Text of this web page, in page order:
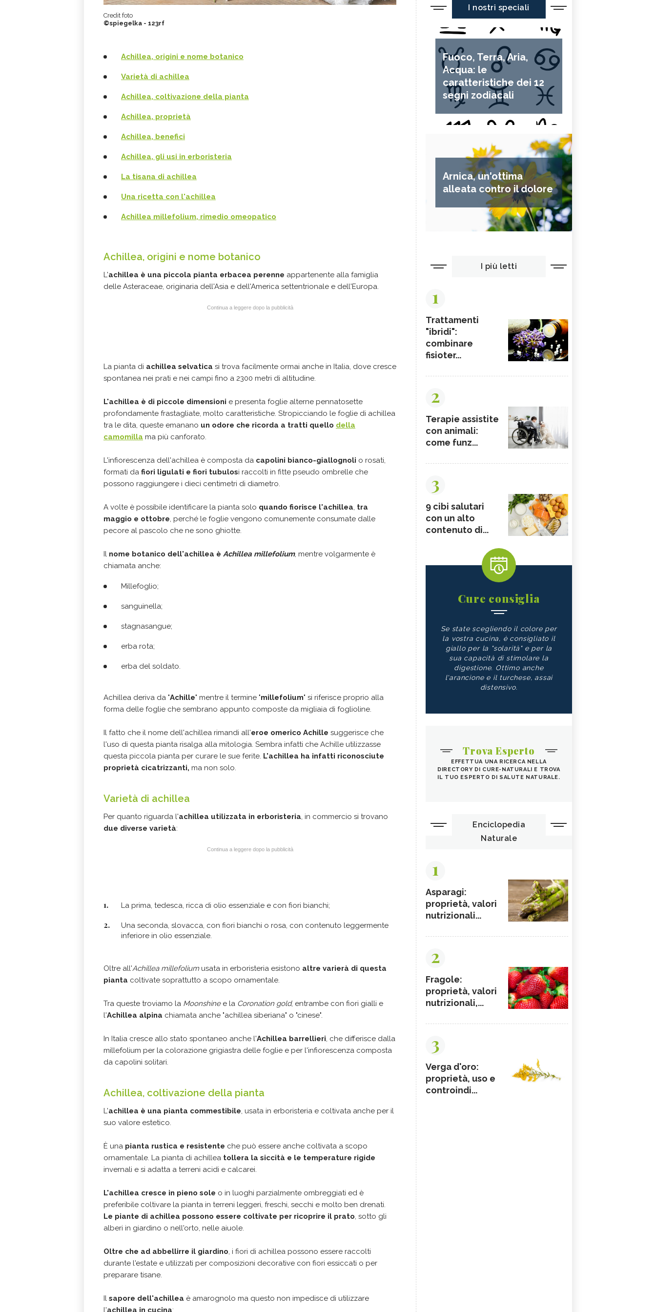
Credit foto
©spiegelka - 123rf
Achillea, origini e nome botanico
Varietà di achillea
Achillea, coltivazione della pianta
Achillea, proprietà
Achillea, benefici
Achillea, gli usi in erboristeria
La tisana di achillea
Una ricetta con l'achillea
Achillea millefolium, rimedio omeopatico
Achillea, origini e nome botanico
L'achillea è una piccola pianta erbacea perenne appartenente alla famiglia
delle Asteraceae, originaria dell'Asia e dell'America settentrionale e dell'Europa.
Continua a leggere dopo la pubblicità
La pianta di achillea selvatica si trova facilmente ormai anche in Italia, dove cresce
spontanea nei prati e nei campi fino a 2300 metri di altitudine.
L'achillea è di piccole dimensioni e presenta foglie alterne pennatosette
profondamente frastagliate, molto caratteristiche. Stropicciando le foglie di achillea
tra le dita, queste emanano un odore che ricorda a tratti quello della
camomilla ma più canforato.
L'infiorescenza dell'achillea è composta da capolini bianco-giallognoli o rosati,
formati da fiori ligulati e fiori tubulosi raccolti in fitte pseudo ombrelle che
possono raggiungere i dieci centimetri di diametro.
A volte è possibile identificare la pianta solo quando fiorisce l'achillea, tra
maggio e ottobre, perché le foglie vengono comunemente consumate dalle
pecore al pascolo che ne sono ghiotte.
Il nome botanico dell'achillea è Achillea millefolium, mentre volgarmente è
chiamata anche:
Millefoglio;
sanguinella;
stagnasangue;
erba rota;
erba del soldato.
Achillea deriva da "Achille" mentre il termine "millefolium" si riferisce proprio alla
forma delle foglie che sembrano appunto composte da migliaia di foglioline.
Il fatto che il nome dell'achillea rimandi all'eroe omerico Achille suggerisce che
l'uso di questa pianta risalga alla mitologia. Sembra infatti che Achille utilizzasse
questa piccola pianta per curare le sue ferite. L'achillea ha infatti riconosciute
proprietà cicatrizzanti, ma non solo.
Varietà di achillea
Per quanto riguarda l'achillea utilizzata in erboristeria, in commercio si trovano
due diverse varietà:
Continua a leggere dopo la pubblicità
La prima, tedesca, ricca di olio essenziale e con fiori bianchi;
Una seconda, slovacca, con fiori bianchi o rosa, con contenuto leggermente
inferiore in olio essenziale.
Oltre all'Achillea millefolium usata in erboristeria esistono altre varierà di questa
pianta coltivate soprattutto a scopo ornamentale.
Tra queste troviamo la Moonshinee la Coronation gold, entrambe con fiori gialli e
l'Achillea alpina chiamata anche "achillea siberiana" o "cinese".
In Italia cresce allo stato spontaneo anche l'Achillea barrellieri, che differisce dalla
millefolium per la colorazione grigiastra delle foglie e per l'infiorescenza composta
da capolini solitari.
Achillea, coltivazione della pianta
L'achillea è una pianta commestibile, usata in erboristeria e coltivata anche per il
suo valore estetico.
È una pianta rustica e resistente che può essere anche coltivata a scopo
ornamentale. La pianta di achillea tollera la siccità e le temperature rigide
invernali e si adatta a terreni acidi e calcarei.
L'achillea cresce in pieno sole o in luoghi parzialmente ombreggiati ed è
preferibile coltivare la pianta in terreni leggeri, freschi, secchi e molto ben drenati.
Le piante di achillea possono essere coltivate per ricoprire il prato, sotto gli
alberi in giardino o nell'orto, nelle aiuole.
Oltre che ad abbellirre il giardino, i fiori di achillea possono essere raccolti
durante l'estate e utilizzati per composizioni decorative con fiori essiccati o per
preparare tisane.
Il sapore dell'achillea è amarognolo ma questo non impedisce di utilizzare
l'achillea in cucina:
I nostri speciali
Fuoco, Terra, Aria,
Acqua: le
caratteristiche dei 12
segni zodiacali
Arnica, un'ottima
alleata contro il dolore
I più letti
1
Trattamenti
"ibridi":
combinare
fisioter...
2
Terapie assistite
con animali:
come funz...
3
9 cibi salutari
con un alto
contenuto di...
Cure consiglia
Se state scegliendo il colore per
la vostra cucina, è consigliato il
giallo per la "solarità" e per la
sua capacità di stimolare la
digestione. Ottimo anche
l'arancione e il turchese, assai
distensivo.
Trova Esperto
EFFETTUA UNA RICERCA NELLA
DIRECTORY DI CURE-NATURALI E TROVA
IL TUO ESPERTO DI SALUTE NATURALE.
Enciclopedia
Naturale
1
Asparagi:
proprietà, valori
nutrizionali...
2
Fragole:
proprietà, valori
nutrizionali,...
3
Verga d'oro:
proprietà, uso e
controindi...